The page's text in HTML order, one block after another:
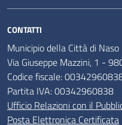
CONTATTI
Municipio della Città di Naso
Via Giuseppe Mazzini, 1 -
Codice fiscale:
Partita IVA: 00342960838
Ufficio Relazioni con il
Posta Elettronica Certificata